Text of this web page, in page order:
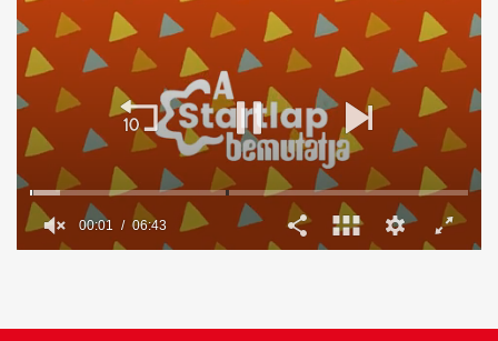
minutes,
00:02 06:43